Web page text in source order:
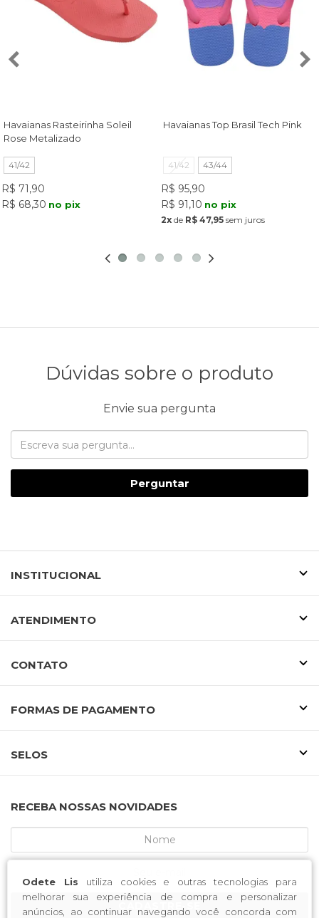
Odete Lis utiliza cookies e outras tecnologias para
melhorar sua experiência de compra e personalizar
anúncios, ao continuar navegando você concorda com
Havaianas Rasteirinha Soleil
Rose Metalizado
41/42
R$ 71,90
R$ 68,30 no pix
Havaianas Top Brasil Tech Pink
41/42 43/44
R$ 95,90
R$ 91,10 no pix
2x de R$ 47,95 sem juros
Dúvidas sobre o produto
Envie sua pergunta
Perguntar
INSTITUCIONAL
ATENDIMENTO
CONTATO
FORMAS DE PAGAMENTO
SELOS
RECEBA NOSSAS NOVIDADES
CADASTRE-SE